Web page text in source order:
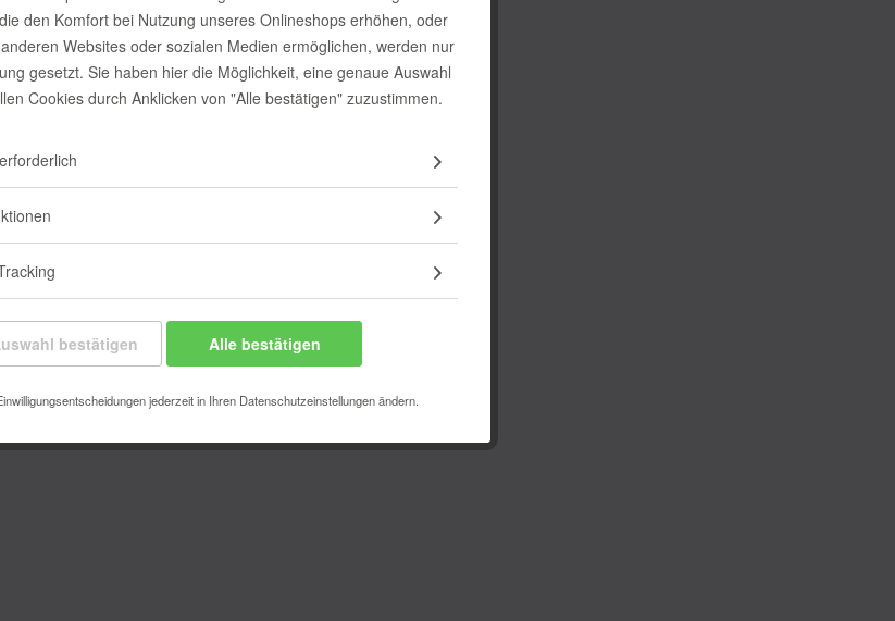
den Komfort bei Nutzung unseres Onlineshops erhöhen, oder
Websites oder sozialen Medien ermöglichen, werden nur
gesetzt. Sie haben hier die Möglichkeit, eine genaue Auswahl
Cookies durch Anklicken von "Alle bestätigen" zuzustimmen.
bestätigen Alle bestätigen
jederzeit in Ihren Datenschutzeinstellungen ändern.